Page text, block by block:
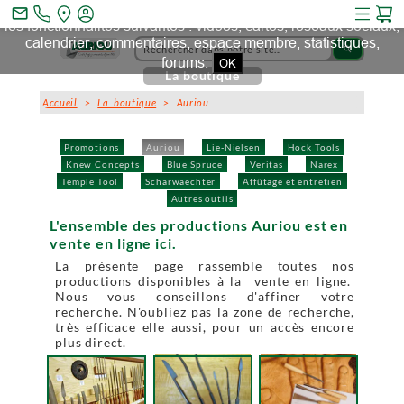
search
Promotions Auriou Lie-Nielsen
Hock Tools
Knew Concepts
Blue Spruce Veritas
Narex
Temple Tool
Scharwaechter
Affûtage et entretien
Autres outils
La boutique
Accueil >La boutique > Auriou
L'ensemble des productions Auriou est en
vente en ligne ici.
La présente page rassemble toutes nos
productions disponibles à la vente en ligne.
Nous vous conseillons d'affiner votre
recherche. N'oubliez pas la zone de recherche,
très efficace elle aussi, pour un accès encore
plus direct.
mail_outline
Ce site et des sites tiers qu'il utilise collectent des cookies pour
les fonctionnalités suivantes : vidéos, cartes, réseaux sociaux,
calendrier, commentaires, espace membre, statistiques,
forums. OK